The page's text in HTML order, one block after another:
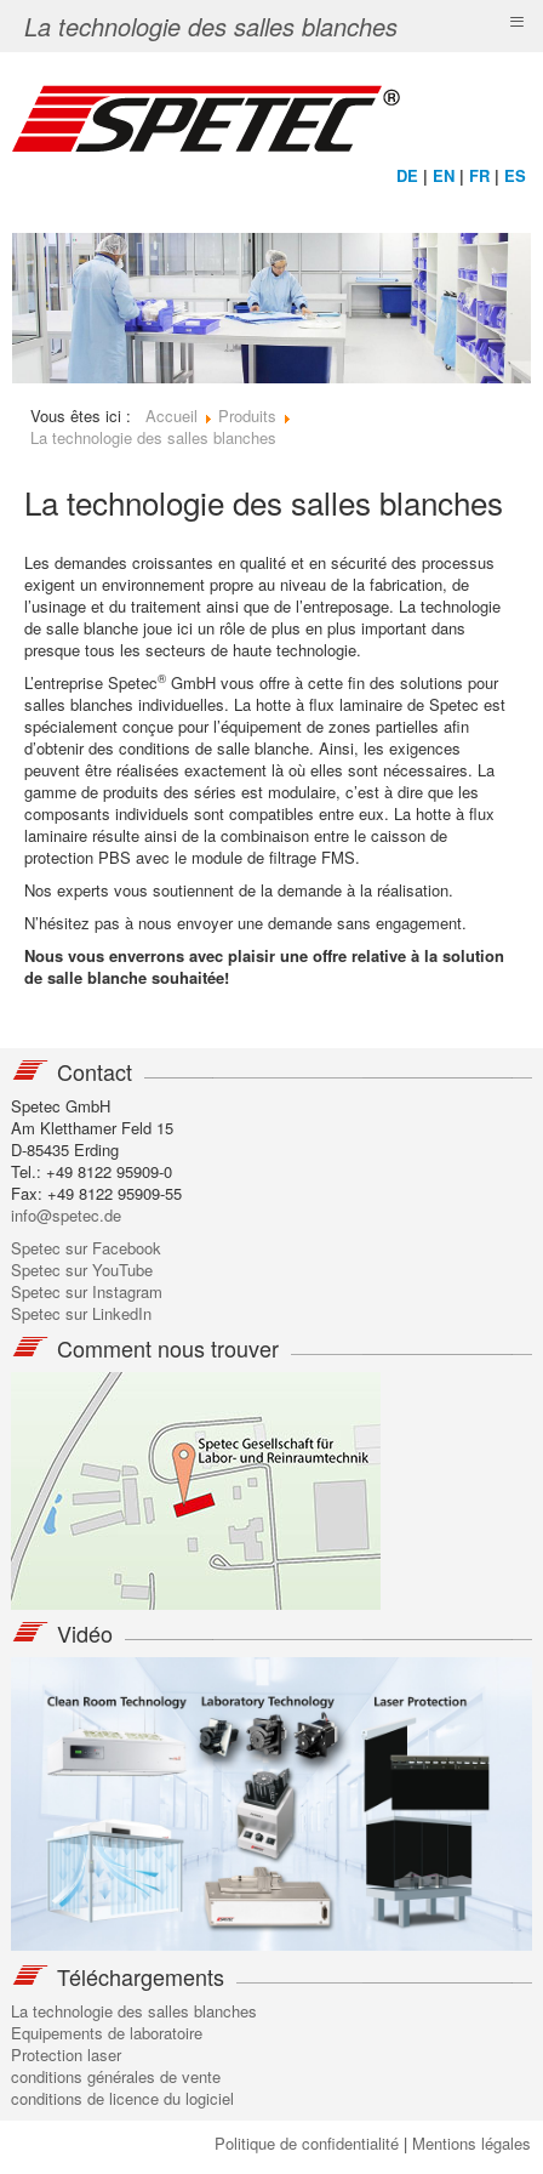
DE | EN | FR | ES
Vous êtes ici : Accueil
Produits
La technologie des salles blanches
La technologie des salles blanches
Les demandes croissantes en qualité et en sécurité des processus
exigent un environnement propre au niveau de la fabrication, de
l’usinage et du traitement ainsi que de l’entreposage. La technologie
de salle blanche joue ici un rôle de plus en plus important dans
presque tous les secteurs de haute technologie.
L’entreprise Spetec® GmbH vous offre à cette fin des solutions pour
salles blanches individuelles. La hotte à flux laminaire de Spetec est
spécialement conçue pour l’équipement de zones partielles afin
d’obtenir des conditions de salle blanche. Ainsi, les exigences
peuvent être réalisées exactement là où elles sont nécessaires. La
gamme de produits des séries est modulaire, c’est à dire que les
composants individuels sont compatibles entre eux. La hotte à flux
laminaire résulte ainsi de la combinaison entre le caisson de
protection PBS avec le module de filtrage FMS.
Nos experts vous soutiennent de la demande à la réalisation.
N’hésitez pas à nous envoyer une demande sans engagement.
Nous vous enverrons avec plaisir une offre relative à la solution
de salle blanche souhaitée!
Contact
Spetec GmbH
Am Kletthamer Feld 15
D-85435 Erding
Tel.: +49 8122 95909-0
Fax: +49 8122 95909-55
info@spetec.de
Spetec sur Facebook
Spetec sur YouTube
Spetec sur Instagram
Spetec sur LinkedIn
Comment nous trouver
Vidéo
Téléchargements
La technologie des salles blanches
Equipements de laboratoire
Protection laser
conditions générales de vente
conditions de licence du logiciel
Politique de confidentialité | Mentions légales
La technologie des salles blanches ≡